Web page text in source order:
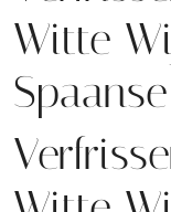
Witte